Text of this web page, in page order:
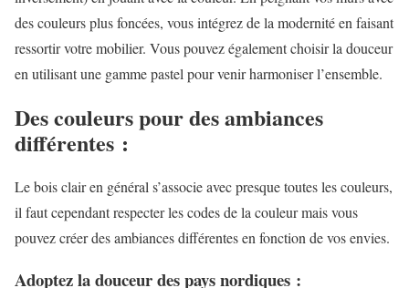
des couleurs plus foncées, vous intégrez de la modernité en faisant
ressortir votre mobilier. Vous pouvez également choisir la douceur
en utilisant une gamme pastel pour venir harmoniser l’ensemble.
Des couleurs pour des ambiances
différentes :
Le bois clair en général s’associe avec presque toutes les couleurs,
il faut cependant respecter les codes de la couleur mais vous
pouvez créer des ambiances différentes en fonction de vos envies.
Adoptez la douceur des pays nordiques :